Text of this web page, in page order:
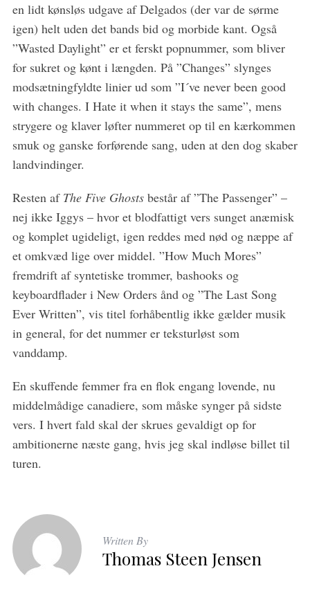
en lidt kønsløs udgave af Delgados (der var de sørme
igen) helt uden det bands bid og morbide kant. Også
”Wasted Daylight” er et ferskt popnummer, som bliver
for sukret og kønt i længden. På ”Changes” slynges
modsætningfyldte linier ud som ”I´ve never been good
with changes. I Hate it when it stays the same”, mens
strygere og klaver løfter nummeret op til en kærkommen
smuk og ganske forførende sang, uden at den dog skaber
landvindinger.
Resten af The Five Ghostsbestår af ”The Passenger” –
nej ikke Iggys – hvor et blodfattigt vers sunget anæmisk
og komplet ugideligt, igen reddes med nød og næppe af
et omkvæd lige over middel. ”How Much Mores”
fremdrift af syntetiske trommer, bashooks og
keyboardflader i New Orders ånd og ”The Last Song
Ever Written”, vis titel forhåbentlig ikke gælder musik
in general, for det nummer er teksturløst som
vanddamp.
En skuffende femmer fra en flok engang lovende, nu
middelmådige canadiere, som måske synger på sidste
vers. I hvert fald skal der skrues gevaldigt op for
ambitionerne næste gang, hvis jeg skal indløse billet til
turen.
Written By
Thomas Steen Jensen